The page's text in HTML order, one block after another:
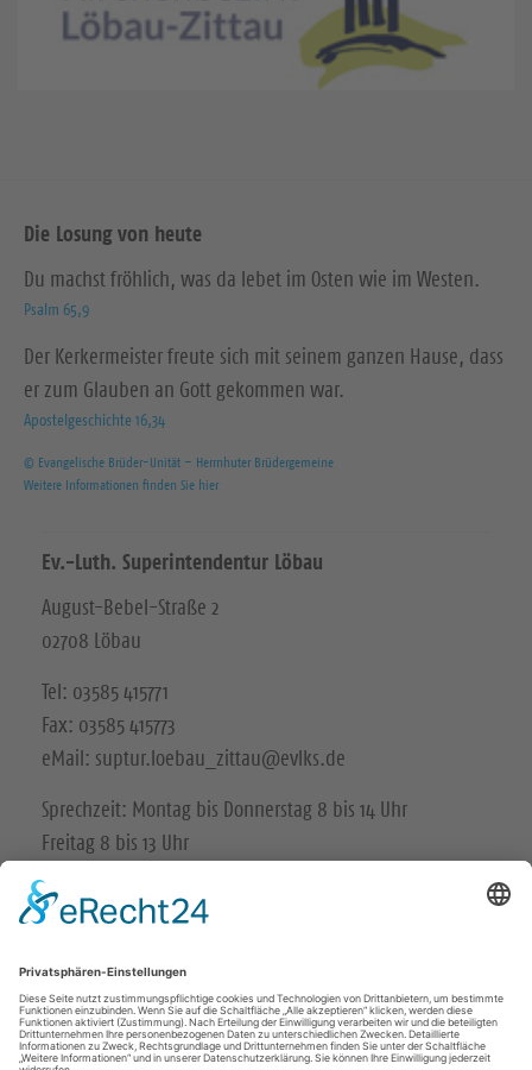
Die Losung von heute
Du machst fröhlich, was da lebet im Osten wie im Westen.
Psalm 65,9
Der Kerkermeister freute sich mit seinem ganzen Hause, dass
er zum Glauben an Gott gekommen war.
Apostelgeschichte 16,34
© Evangelische Brüder-Unität – Herrnhuter Brüdergemeine
Weitere Informationen finden Sie hier
Ev.-Luth. Superintendentur Löbau
August-Bebel-Straße 2
02708 Löbau
Tel: 03585 415771
Fax: 03585 415773
eMail: suptur.loebau_zittau@evlks.de
Sprechzeit: Montag bis Donnerstag 8 bis 14 Uhr
Freitag 8 bis 13 Uhr